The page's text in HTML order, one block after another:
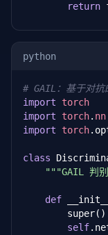
return
def
#
return
def
"""通过
        d =
for _
q
#
pi
python
# GAIL：基于对抗
import torch
import torch. nn
import torch
class
"""GAIL 判
def
self